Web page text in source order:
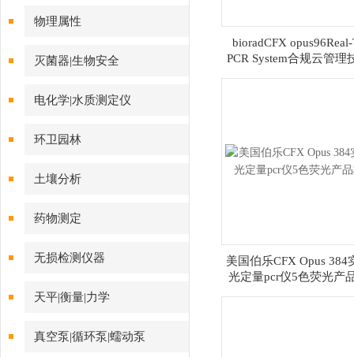
物理属性
灭菌器|生物安全
电化学|水质测定仪
环卫园林
土壤分析
药物测定
无损检测仪器
天平|衡量|力学
真空泵|循环泵|蠕动泵
bioradCFX
PCR System合规云管理
美国伯乐CFX Opus 384
光定量pcr仪5色荧光产